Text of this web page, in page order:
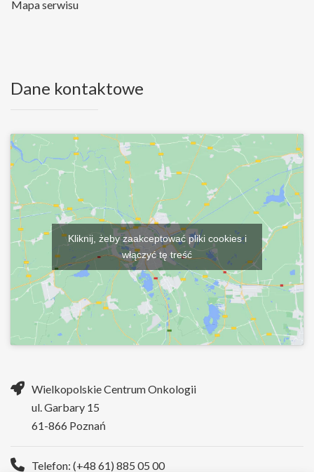
Mapa serwisu
Dane kontaktowe
Kliknij, żeby zaakceptować pliki cookies i
włączyć tę treść
Wielkopolskie Centrum Onkologii
ul. Garbary 15
61-866 Poznań
Telefon: (+48 61) 885 05 00